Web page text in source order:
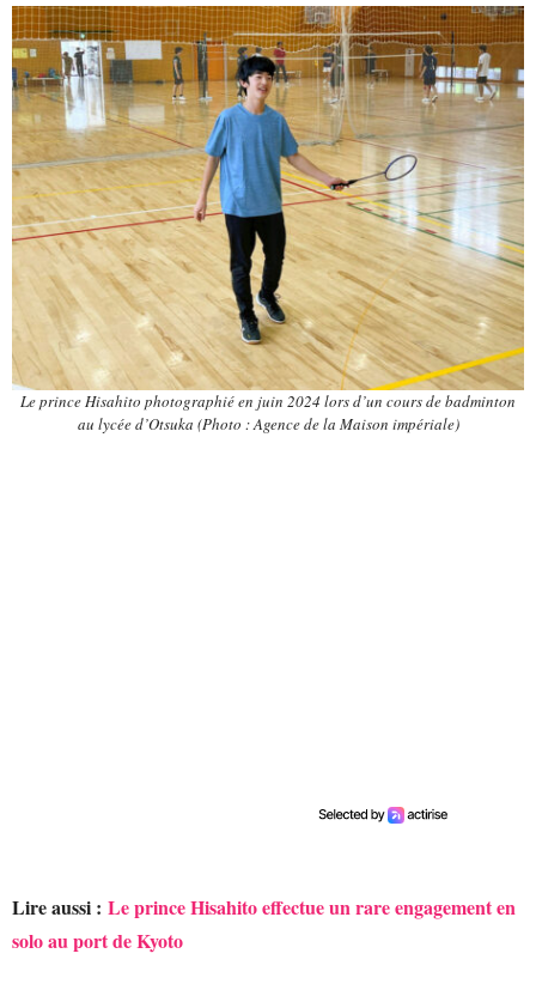
Le prince Hisahito photographié en juin 2024 lors d’un cours de badminton
au lycée d’Otsuka (Photo : Agence de la Maison impériale)
Lire aussi : Le prince Hisahito effectue un rare engagement en
solo au port de Kyoto